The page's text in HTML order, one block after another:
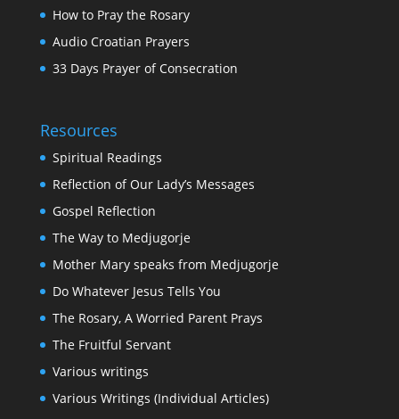
How to Pray the Rosary
Audio Croatian Prayers
33 Days Prayer of Consecration
Resources
Spiritual Readings
Reflection of Our Lady’s Messages
Gospel Reflection
The Way to Medjugorje
Mother Mary speaks from Medjugorje
Do Whatever Jesus Tells You
The Rosary, A Worried Parent Prays
The Fruitful Servant
Various writings
Various Writings (Individual Articles)